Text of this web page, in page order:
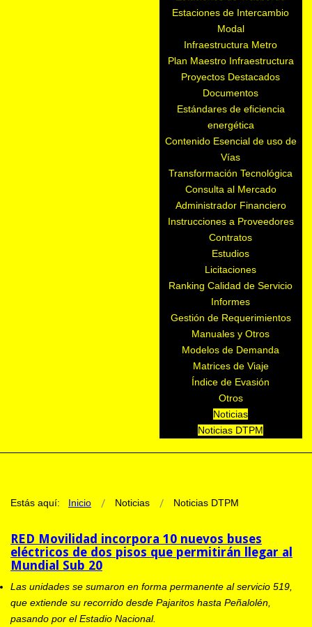
Estaciones de Intercambio
Modal
Infraestructura Metro
Plan Maestro Infraestructura
Proyectos Destacados
Documentos
Estándares de eficiencia
energética
Contenido Esencial de uso de
Vías
Transformación Tecnológica
Consulta al Mercado
Administrador Financiero
Instrucciones a Proveedores
Contratos
Estudios
Licitaciones
Ranking Calidad de Servicio
Informes
Gestión de Requerimientos
Manuales y Otros
Modelos de Demanda
Matrices de Viaje
Índice de Evasión
Otros
Noticias
Noticias DTPM
Estás aquí: Inicio Noticias Noticias DTPM
RED Movilidad incorpora 10 nuevos buses
eléctricos de dos pisos que permitirán llegar al
Mundial Sub 20
Las unidades se sumaron en forma permanente al servicio 519,
que extiende su recorrido desde Pajaritos hasta Peñalolén,
pasando por el Estadio Nacional.